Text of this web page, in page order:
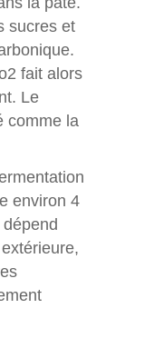
sucres et
fait alors
Le
comme la
environ 4